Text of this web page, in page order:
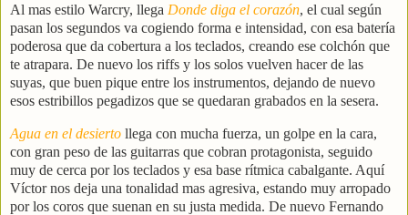
Al mas estilo Warcry, llega Donde diga el corazón, el cual según
pasan los segundos va cogiendo forma e intensidad, con esa batería
poderosa que da cobertura a los teclados, creando ese colchón que
te atrapara. De nuevo los riffs y los solos vuelven hacer de las
suyas, que buen pique entre los instrumentos, dejando de nuevo
esos estribillos pegadizos que se quedaran grabados en la sesera.
Agua en el desierto llega con mucha fuerza, un golpe en la cara,
con gran peso de las guitarras que cobran protagonista, seguido
muy de cerca por los teclados y esa base rítmica cabalgante. Aquí
Víctor nos deja una tonalidad mas agresiva, estando muy arropado
por los coros que suenan en su justa medida. De nuevo Fernando